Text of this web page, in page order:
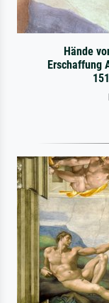
Hände
Erschaffung